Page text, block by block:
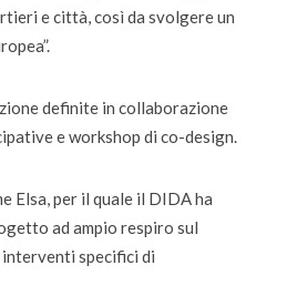
e città, così da svolgere un
definite in collaborazione
e workshop di co-design.
Elsa, per il quale il DIDA ha
ad ampio respiro sul
interventi specifici di